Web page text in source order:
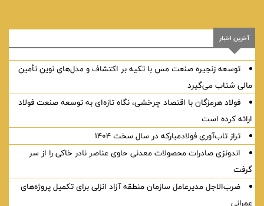
آخرین اخبار
توسعه زنجیره صنعت مس با تکیه بر اکتشاف و مدل‌های نوین تأمین
مالی شتاب می‌گیرد
فولاد هرمزگان با اقتصاد چرخشی، نگاه تازه‌ای به توسعه صنعت فولاد
ارائه کرده است
تراز تاب‌آوری فولادمبارکه در سال سخت ۱۴۰۴
اندونزی صادرات محصولات معدنی حاوی عناصر نادر خاکی را از سر
گرفت
ضرب‌الاجل مدیرعامل سازمان منطقه آزاد انزلی برای تكمیل پروژه‌های